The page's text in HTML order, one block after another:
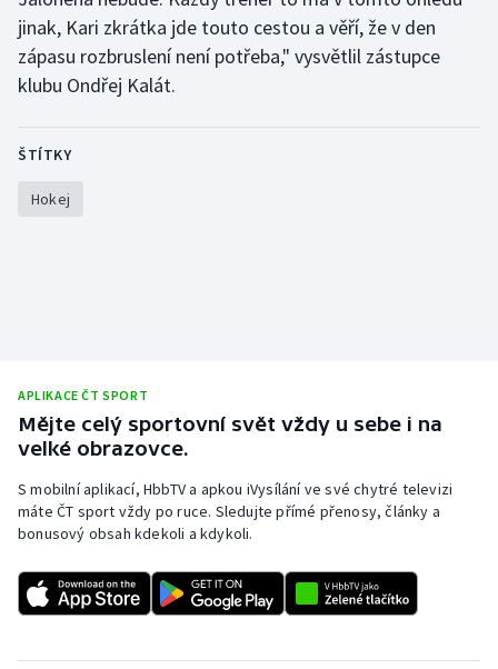
jinak, Kari zkrátka jde touto cestou a věří, že v den
zápasu rozbruslení není potřeba," vysvětlil zástupce
klubu Ondřej Kalát.
ŠTÍTKY
Hokej
APLIKACE ČT SPORT
Mějte celý sportovní svět vždy u sebe i na
velké obrazovce.
S mobilní aplikací, HbbTV a apkou iVysílání ve své chytré televizi
máte ČT sport vždy po ruce. Sledujte přímé přenosy, články a
bonusový obsah kdekoli a kdykoli.